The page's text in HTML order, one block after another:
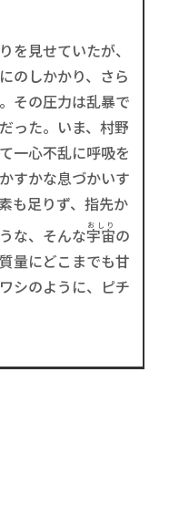
を見せていたが、
のしかかり、さら
その圧力は乱暴で
った。いま、村野
一心不乱に呼吸を
すかな息づかいす
も足りず、指先か
な、そんな宇宙
おしり の
量にどこまでも甘
シのように、ピチ